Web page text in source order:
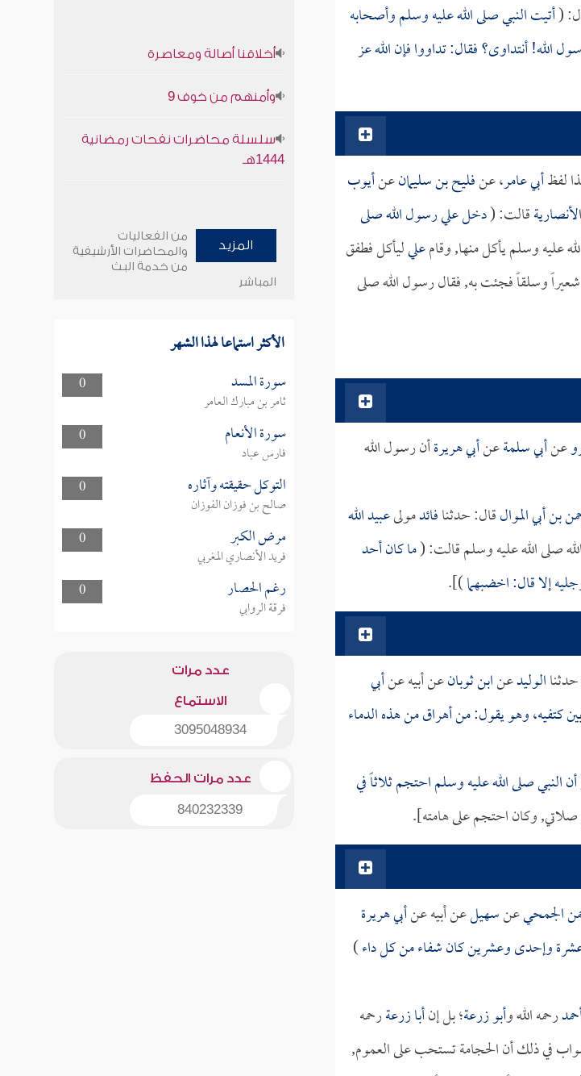
(أتيت النبي صلى الله عليه وسلم وأصحابه
الله! أنتداوى؟ فقال: تداووا فإن الله عز
لفظأبي عامر، عنفليح بن سليمانعنأيوب
قالت: (دخل علي رسول الله صلى
عليه وسلم يأكل منها, وقامعليليأكل فطفق
وسلقاً فجئت به, فقال رسول الله صلى
عنأبي سلمةعنأبي هريرةأن رسول الله
بن أبي الموالقال: حدثنافائدمولىعبيد الله
صلى الله عليه وسلم قالت: (ما كان أحد
إلا قال: اخضبهما)].
الوليدعنابن ثوبانعن أبيه عنأبي
كتفيه، وهو يقول: من أهراق من هذه الدماء
أن النبي صلى الله عليه وسلم احتجم ثلاثاً في
وكان احتجم على هامته].
الجمحيعنسهيلعن أبيه عنأبي هريرة
وإحدى وعشرين كان شفاء من كل داء)
رحمه الله وأبو زرعة؛ بل إنأبا زرعةرحمه
في ذلك أن الحجامة تستحب على العموم,
أخلاقنا أصالة ومعاصرة
وأمنهم من خوف 9
سلسلة محاضرات نفحات رمضانية
1444هـ
المزيد
من الفعاليات
والمحاضرات الأرشيفية
من خدمة البث
المباشر
الأكثر استماعا لهذا الشهر
0 سورة المسد
ثامر بن مبارك العامر
0
سورة الأنعام
فارس عباد
0
التوكل حقيقته وآثاره
صالح بن فوزان الفوزان
0
مرض الكبر
فريد الأنصاري المغربي
0
رغم الحصار
فرقة الروابي
عدد مرات
الاستماع
3095048934
عدد مرات الحفظ
840232339